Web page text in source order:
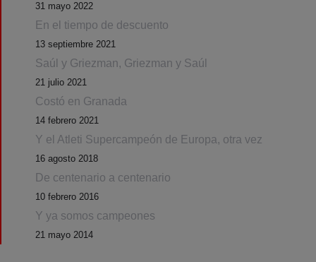
31 mayo 2022
En el tiempo de descuento
13 septiembre 2021
Saúl y Griezman, Griezman y Saúl
21 julio 2021
Costó en Granada
14 febrero 2021
Y el Atleti Supercampeón de Europa, otra vez
16 agosto 2018
De centenario a centenario
10 febrero 2016
Y ya somos campeones
21 mayo 2014